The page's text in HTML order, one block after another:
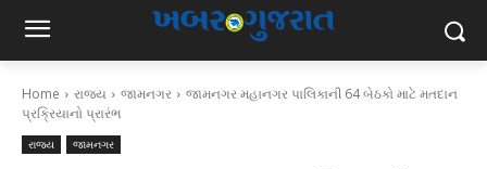
Home રાજ્ય જામનગર
જામનગર મહાનગર પાલિકાની 64 બેઠકો માટે મતદાન
પ્રક્રિયાનો પ્રારંભ
રાજ્ય જામનગર